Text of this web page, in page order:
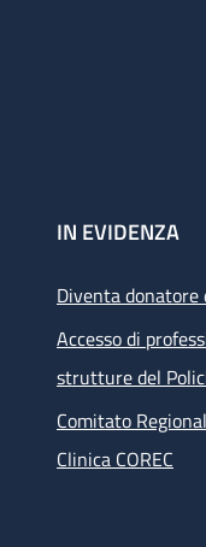
IN EVIDENZA
Diventa
Accesso di
strutture del
Comitato
Clinica COREC